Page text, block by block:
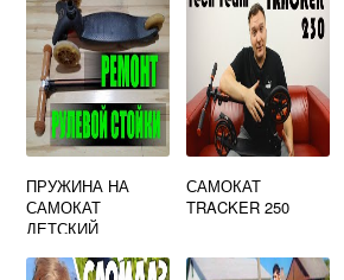
ПРУЖИНА НА
САМОКАТ
ДЕТСКИЙ
САМОКАТ
TRACKER 250